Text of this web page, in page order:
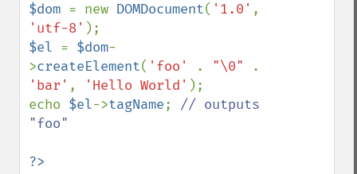
$dom = new DOMDocument( '1.0'
'utf-8'
$el = $dom-
>createElement( 'foo' . "\0"
'bar' , 'Hello World' );
echo $el->tagName; // outputs
"foo"
?>